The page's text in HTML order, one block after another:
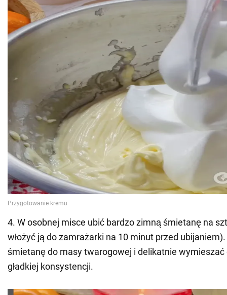
4. W osobnej misce ubić bardzo zimną śmietanę na
włożyć ją do zamrażarki na 10 minut przed ubijaniem).
śmietanę do masy twarogowej i delikatnie wymieszać
gładkiej konsystencji.